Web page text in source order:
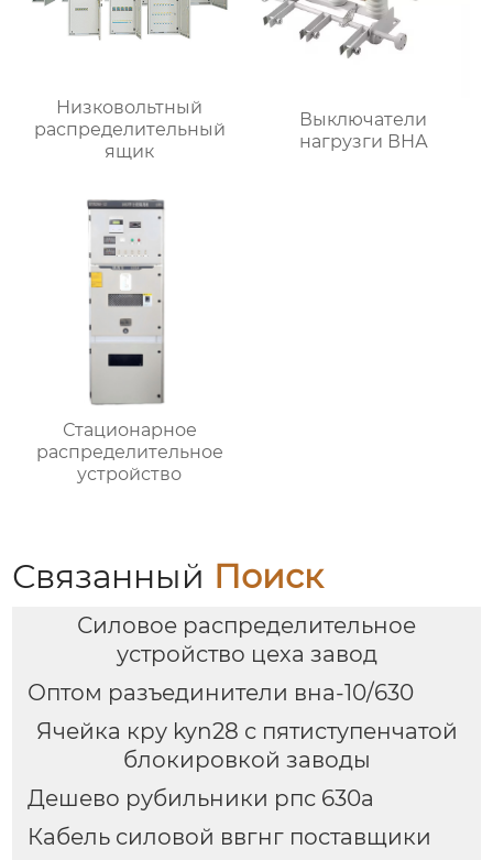
Низковольтный
распределительный
ящик
Выключатели
нагрузги ВНА
Стационарное
распределительное
устройство
Связанный Поиск
Силовое распределительное
устройство цеха завод
Оптом разъединители вна-10/630
Ячейка кру kyn28 с пятиступенчатой
блокировкой заводы
Дешево рубильники рпс 630а
Кабель силовой ввгнг поставщики